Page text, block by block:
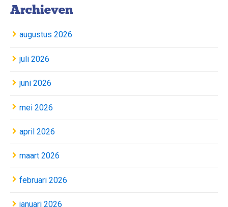
Archieven
augustus 2026
juli 2026
juni 2026
mei 2026
april 2026
maart 2026
februari 2026
januari 2026